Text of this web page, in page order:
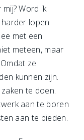
Word ik
lopen
met een
meteen, maar
ze
kunnen zijn.
te doen.
aan te boren
aan te bieden.